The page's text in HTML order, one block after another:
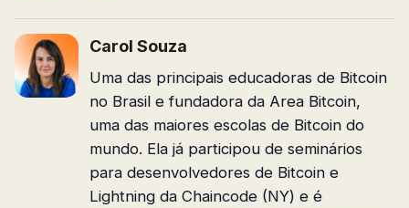
Carol Souza
Uma das principais educadoras de Bitcoin
no Brasil e fundadora da Area Bitcoin,
uma das maiores escolas de Bitcoin do
mundo. Ela já participou de seminários
para desenvolvedores de Bitcoin e
Lightning da Chaincode (NY) e é